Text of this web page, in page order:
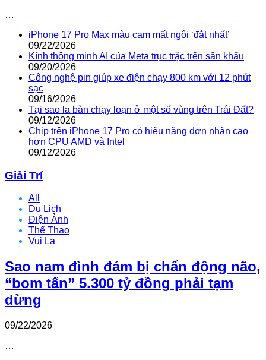
…
iPhone 17 Pro Max màu cam mất ngôi ‘đắt nhất’
09/22/2026
Kính thông minh AI của Meta trục trặc trên sân khấu
09/20/2026
Công nghệ pin giúp xe điện chạy 800 km với 12 phút
sạc
09/16/2026
Tại sao la bàn chạy loạn ở một số vùng trên Trái Đất?
09/12/2026
Chip trên iPhone 17 Pro có hiệu năng đơn nhân cao
hơn CPU AMD và Intel
09/12/2026
Giải Trí
All
Du Lịch
Điện Ảnh
Thể Thao
Vui Lạ
Sao nam đình đám bị chấn động não,
“bom tấn” 5.300 tỷ đồng phải tạm
dừng
09/22/2026
…